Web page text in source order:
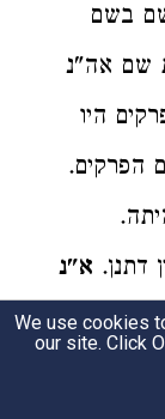
בשם
שם אה"נ
היו
הפרקים.
דתנן. א"נ
דבר אחר
כך (ע"ד
We use cookies
our site. Click